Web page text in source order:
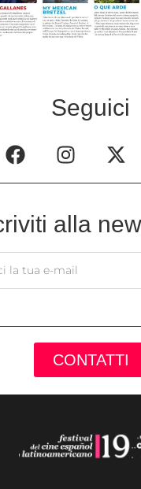
Seguici
alla
CONTATTI